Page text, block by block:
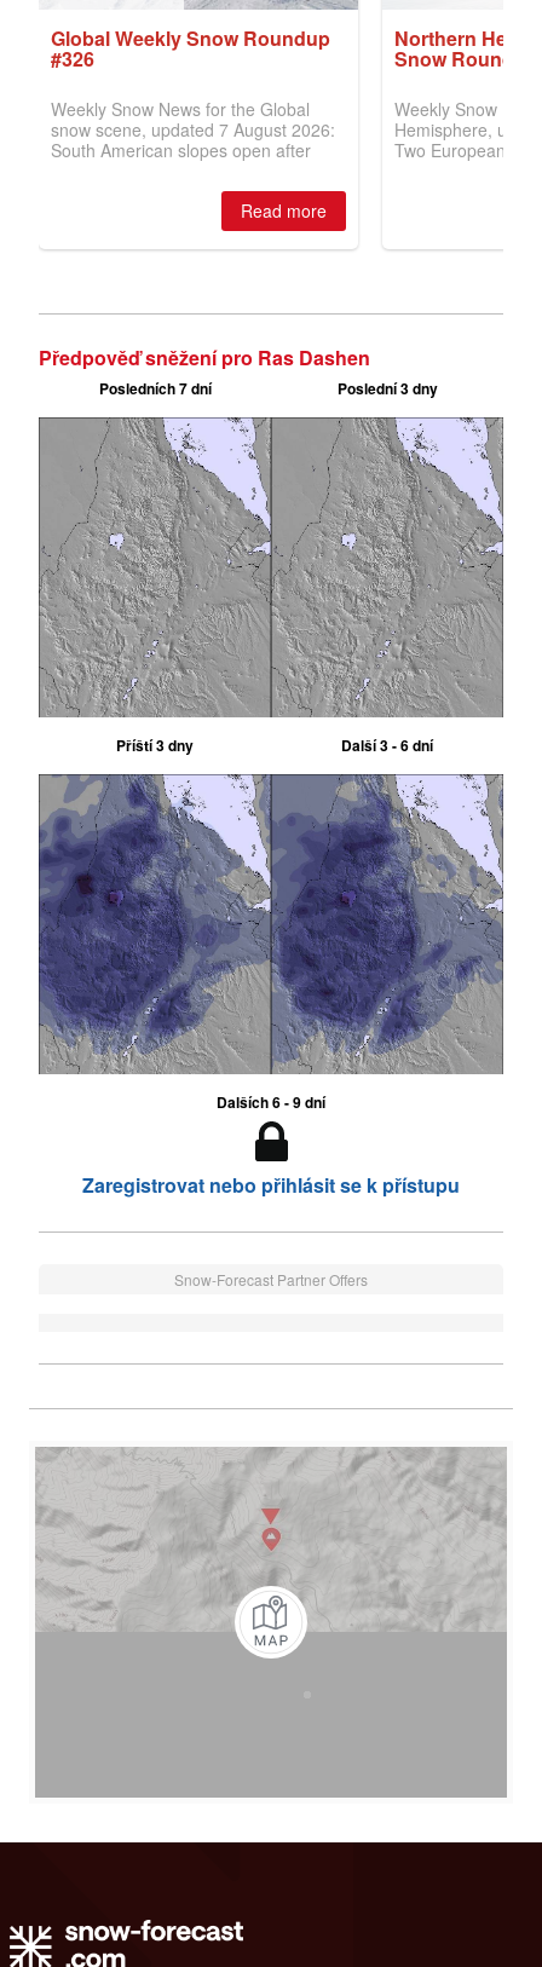
Předpověď sněžení pro Ras Dashen
Posledních 7 dní Poslední 3 dny
Příští 3 dny Další 3 - 6 dní
Dalších 6 - 9 dní
Zaregistrovat nebo přihlásit se k přístupu
Snow-Forecast Partner Offers